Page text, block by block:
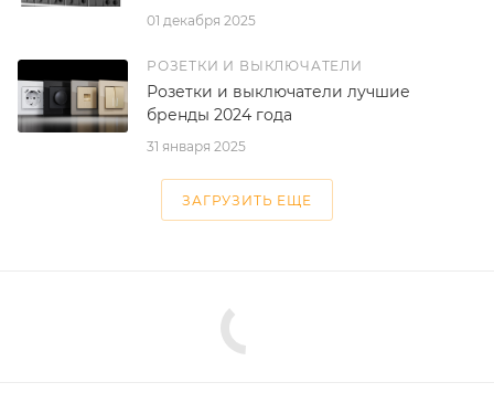
01 декабря 2025
РОЗЕТКИ И ВЫКЛЮЧАТЕЛИ
31 января 2025
Розетки и выключатели лучшие
бренды 2024 года
ЗАГРУЗИТЬ ЕЩЕ